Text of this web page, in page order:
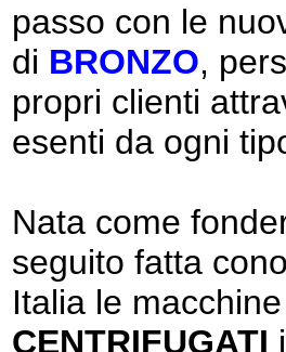
passo con le
di BRONZO,
propri clienti
esenti da ogni
Nata come
seguito fatta
Italia le
CENTRIFUGATI